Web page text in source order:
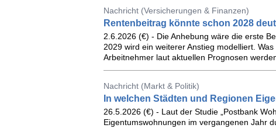
Nachricht (Versicherungen & Finanzen)
Rentenbeitrag könnte schon 2028
2.6.2026 (€) - Die Anhebung wäre die erste
2029 wird ein weiterer Anstieg modelliert.
Arbeitnehmer laut aktuellen Prognosen
Nachricht (Markt & Politik)
In welchen Städten und Regionen
26.5.2026 (€) - Laut der Studie „Postbank
Eigentumswohnungen im vergangenen Jahr